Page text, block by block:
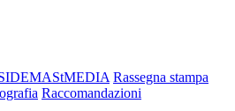
Rassegna stampa
Raccomandazioni